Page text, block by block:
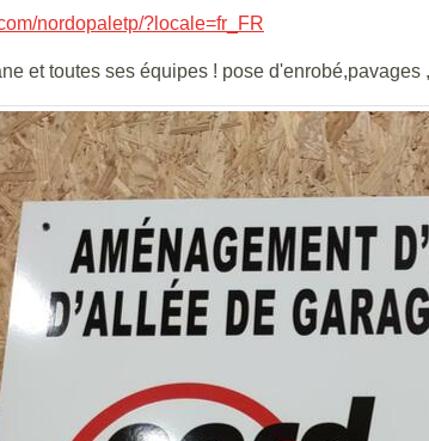
nordopaletp/?locale=fr_FR
et toutes ses équipes ! pose